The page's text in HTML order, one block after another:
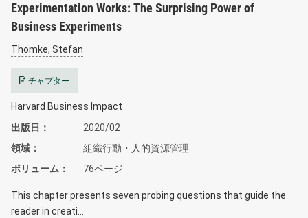
Experimentation Works: The Surprising Power of
Business Experiments
Thomke, Stefan
チャプター
Harvard Business Impact
出版日
2020/02
領域
組織行動・人的資源管理
ボリューム
76ページ
This chapter presents seven probing questions that guide the
reader in creati…